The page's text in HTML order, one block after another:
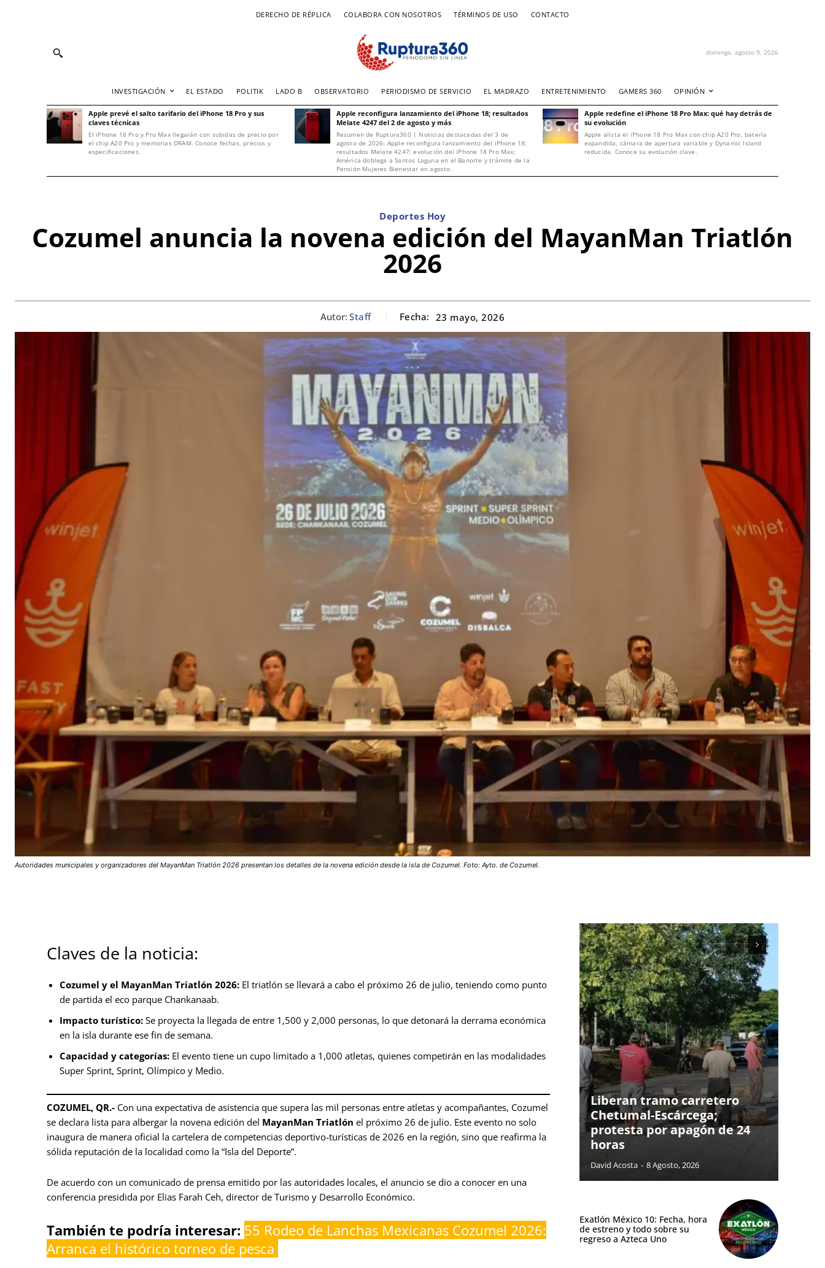
DERECHO DE RÉPLICA COLABORA CON NOSOTROS TÉRMINOS DE USO CONTACTO
domingo, agosto 9, 2026
INVESTIGACIÓN EL ESTADO POLITIK LADO B OBSERVATORIO PERIODISMO DE SERVICIO EL MADRAZO ENTRETENIMIENTO GAMERS 360 OPINIÓN
Apple prevé el salto tarifario del iPhone 18 Pro y sus
claves técnicas
El iPhone 18 Pro y Pro Max llegarán con subidas de precio por
el chip A20 Pro y memorias DRAM. Conoce fechas, precios y
especificaciones.
Apple reconfigura lanzamiento del iPhone 18; resultados
Melate 4247 del 2 de agosto y más
Resumen de Ruptura360 | Noticias destacadas del 3 de
agosto de 2026: Apple reconfigura lanzamiento del iPhone 18;
resultados Melate 4247; evolución del iPhone 18 Pro Max;
América doblega a Santos Laguna en el Banorte y trámite de la
Pensión Mujeres Bienestar en agosto.
Apple redefine el iPhone 18 Pro Max: qué hay detrás de
su evolución
Apple alista el iPhone 18 Pro Max con chip A20 Pro, batería
expandida, cámara de apertura variable y Dynamic Island
reducida. Conoce su evolución clave.
Deportes Hoy
Cozumel anuncia la novena edición del MayanMan Triatlón
2026
Autor: Staff Fecha: 23 mayo, 2026
Autoridades municipales y organizadores del MayanMan Triatlón 2026 presentan los detalles de la novena edición desde la isla de Cozumel. Foto: Ayto. de Cozumel.
Claves de la noticia:
Cozumel y el MayanMan Triatlón 2026: El triatlón se llevará a cabo el próximo 26 de julio, teniendo como punto
de partida el eco parque Chankanaab.
Impacto turístico: Se proyecta la llegada de entre 1,500 y 2,000 personas, lo que detonará la derrama económica
en la isla durante ese fin de semana.
Capacidad y categorías: El evento tiene un cupo limitado a 1,000 atletas, quienes competirán en las modalidades
Super Sprint, Sprint, Olímpico y Medio.
COZUMEL, QR.- Con una expectativa de asistencia que supera las mil personas entre atletas y acompañantes, Cozumel
se declara lista para albergar la novena edición del MayanMan Triatlón el próximo 26 de julio. Este evento no solo
inaugura de manera oficial la cartelera de competencias deportivo-turísticas de 2026 en la región, sino que reafirma la
sólida reputación de la localidad como la “Isla del Deporte”.
De acuerdo con un comunicado de prensa emitido por las autoridades locales, el anuncio se dio a conocer en una
conferencia presidida por Elias Farah Ceh, director de Turismo y Desarrollo Económico.
También te podría interesar: 55 Rodeo de Lanchas Mexicanas Cozumel 2026:
Arranca el histórico torneo de pesca
Liberan tramo carretero
Chetumal-Escárcega;
protesta por apagón de 24
horas
David Acosta - 8 Agosto, 2026
Exatlón México 10: Fecha, hora
de estreno y todo sobre su
regreso a Azteca Uno